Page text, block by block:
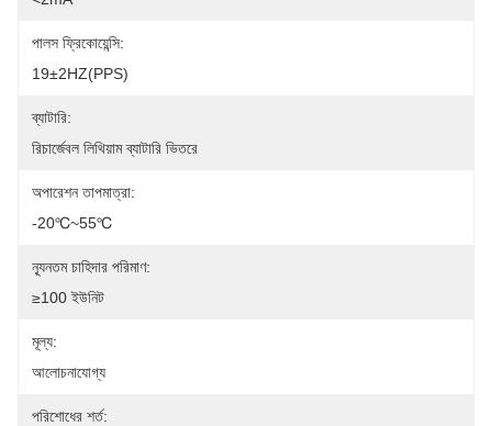
পালস ফ্রিকোয়েন্সি:
19±2HZ(PPS)
ব্যাটারি:
রিচার্জেবল লিথিয়াম ব্যাটারি ভিতরে
অপারেশন তাপমাত্রা:
-20℃~55℃
ন্যূনতম চাহিদার পরিমাণ:
≥100 ইউনিট
মূল্য:
আলোচনাযোগ্য
পরিশোধের শর্ত: